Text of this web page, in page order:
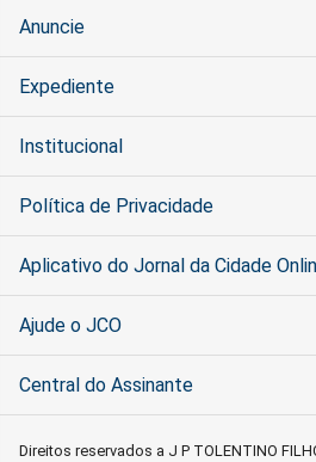
Anuncie
Expediente
Institucional
Política de Privacidade
Aplicativo do Jornal da Cidade
Ajude o JCO
Central do Assinante
Direitos reservados a J P TOLENTINO